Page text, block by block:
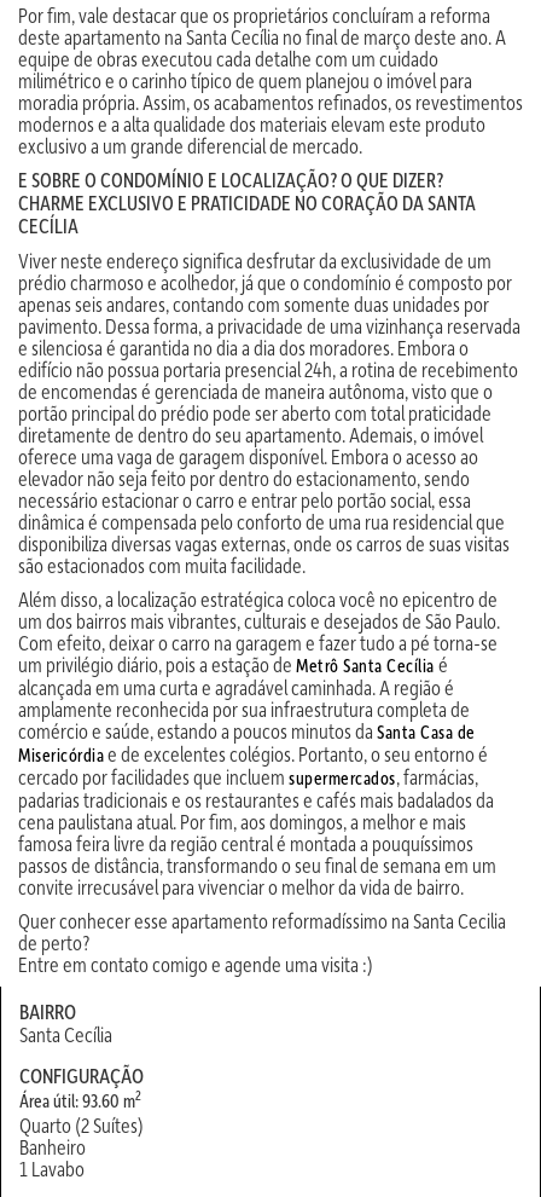
Por fim, vale destacar que os proprietários concluíram a reforma
deste apartamento na Santa Cecília no final de março deste ano. A
equipe de obras executou cada detalhe com um cuidado
milimétrico e o carinho típico de quem planejou o imóvel para
moradia própria. Assim, os acabamentos refinados, os revestimentos
modernos e a alta qualidade dos materiais elevam este produto
exclusivo a um grande diferencial de mercado.
E SOBRE O CONDOMÍNIO E LOCALIZAÇÃO? O QUE DIZER?
CHARME EXCLUSIVO E PRATICIDADE NO CORAÇÃO DA SANTA
CECÍLIA
Viver neste endereço significa desfrutar da exclusividade de um
prédio charmoso e acolhedor, já que o condomínio é composto por
apenas seis andares, contando com somente duas unidades por
pavimento. Dessa forma, a privacidade de uma vizinhança reservada
e silenciosa é garantida no dia a dia dos moradores. Embora o
edifício não possua portaria presencial 24h, a rotina de recebimento
de encomendas é gerenciada de maneira autônoma, visto que o
portão principal do prédio pode ser aberto com total praticidade
diretamente de dentro do seu apartamento. Ademais, o imóvel
oferece uma vaga de garagem disponível. Embora o acesso ao
elevador não seja feito por dentro do estacionamento, sendo
necessário estacionar o carro e entrar pelo portão social, essa
dinâmica é compensada pelo conforto de uma rua residencial que
disponibiliza diversas vagas externas, onde os carros de suas visitas
são estacionados com muita facilidade.
Além disso, a localização estratégica coloca você no epicentro de
um dos bairros mais vibrantes, culturais e desejados de São Paulo.
Com efeito, deixar o carro na garagem e fazer tudo a pé torna-se
um privilégio diário, pois a estação de Metrô Santa Cecília é
alcançada em uma curta e agradável caminhada. A região é
amplamente reconhecida por sua infraestrutura completa de
comércio e saúde, estando a poucos minutos da Santa Casa de
Misericórdiae de excelentes colégios. Portanto, o seu entorno é
cercado por facilidades que incluem supermercados, farmácias,
padarias tradicionais e os restaurantes e cafés mais badalados da
cena paulistana atual. Por fim, aos domingos, a melhor e mais
famosa feira livre da região central é montada a pouquíssimos
passos de distância, transformando o seu final de semana em um
convite irrecusável para vivenciar o melhor da vida de bairro.
Quer conhecer esse apartamento reformadíssimo na Santa Cecilia
de perto?
Entre em contato comigo e agende uma visita :)
BAIRRO
Santa Cecília
CONFIGURAÇÃO
Área útil: 93.60 m2
Quarto (2 Suítes)
Banheiro
1 Lavabo